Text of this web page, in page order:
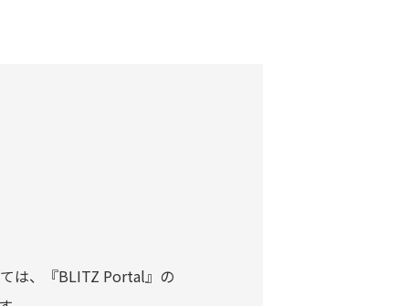
は、『BLITZ Portal』の